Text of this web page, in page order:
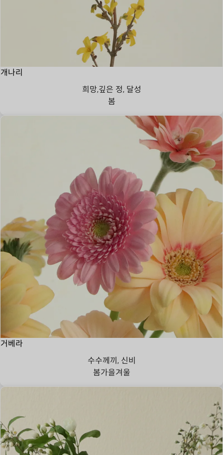
개나리
희망,깊은 정, 달성
봄
거베라
수수께끼, 신비
봄가을겨울